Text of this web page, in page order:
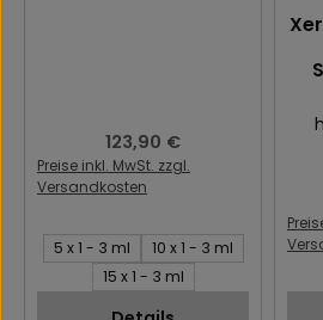
Regulärer Preis:
123,90 €
Preise inkl. MwSt. zzgl.
Versandkosten
Stück:
5 x 1 - 3 ml
10 x 1 - 3 ml
15 x 1 - 3 ml
XerJoff